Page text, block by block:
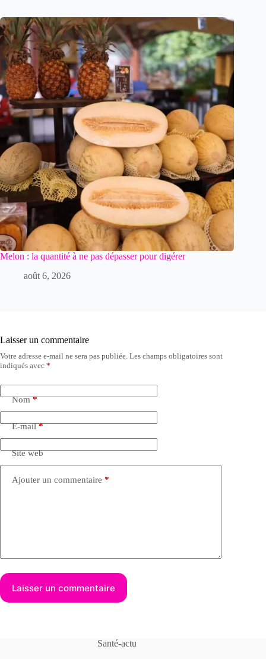
Melon : la quantité à ne pas dépasser pour digérer
août 6, 2026
Laisser un commentaire
Votre adresse e-mail ne sera pas publiée. Les champs obligatoires sont
indiqués avec *
Nom*
E-mail*
Site web
Ajouter un commentaire *
Laisser un commentaire
Santé-actu